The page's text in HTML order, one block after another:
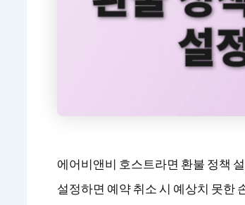
에어비앤비 호스트라면 환불 정책
설정하면 예약 취소 시 예상치 못한